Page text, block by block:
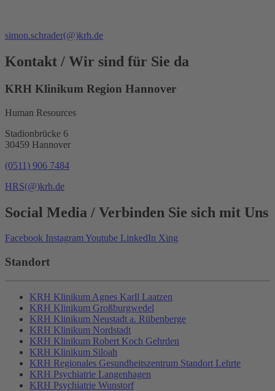
simon.schrader(@)krh.de
Kontakt / Wir sind für Sie da
KRH Klinikum Region Hannover
Human Resources
Stadionbrücke 6
30459 Hannover
(0511) 906 7484
HRS(@)krh.de
Social Media / Verbinden Sie sich mit Uns
Facebook InstagramYoutube LinkedIn Xing
Standort
KRH Klinikum Agnes Karll Laatzen
KRH Klinikum Großburgwedel
KRH Klinikum Neustadt a. Rübenberge
KRH Klinikum Nordstadt
KRH Klinikum Robert Koch Gehrden
KRH Klinikum Siloah
KRH Regionales Gesundheitszentrum Standort Lehrte
KRH Psychiatrie Langenhagen
KRH Psychiatrie Wunstorf